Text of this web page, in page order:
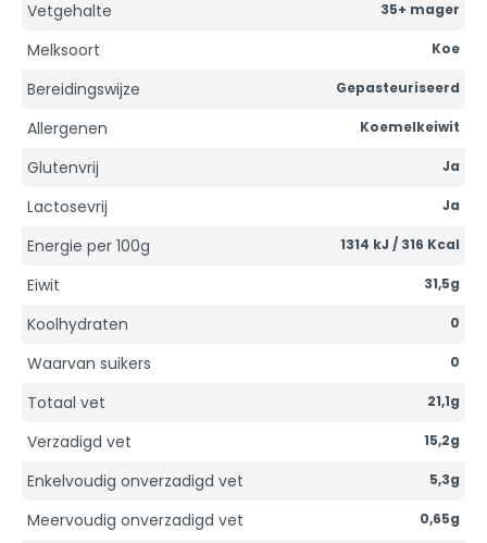
Vetgehalte 35+ mager
Melksoort Koe
Bereidingswijze Gepasteuriseerd
Allergenen Koemelkeiwit
Glutenvrij Ja
Lactosevrij Ja
Energie per 100g 1314 kJ / 316 Kcal
Eiwit 31,5g
Koolhydraten 0
Waarvan suikers 0
Totaal vet 21,1g
Verzadigd vet 15,2g
Enkelvoudig onverzadigd vet 5,3g
Meervoudig onverzadigd vet 0,65g